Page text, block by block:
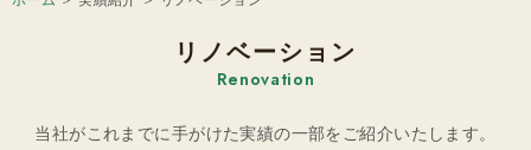
リノベーション
Renovation
当社がこれまでに手がけた実績の一部をご紹介いたします。